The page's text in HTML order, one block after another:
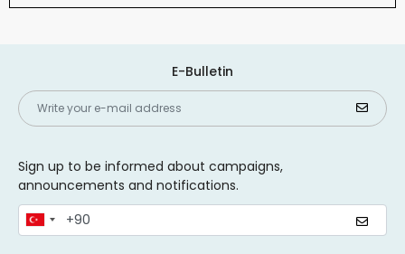
E-Bulletin
Sign up to be informed about campaigns,
announcements and notifications.